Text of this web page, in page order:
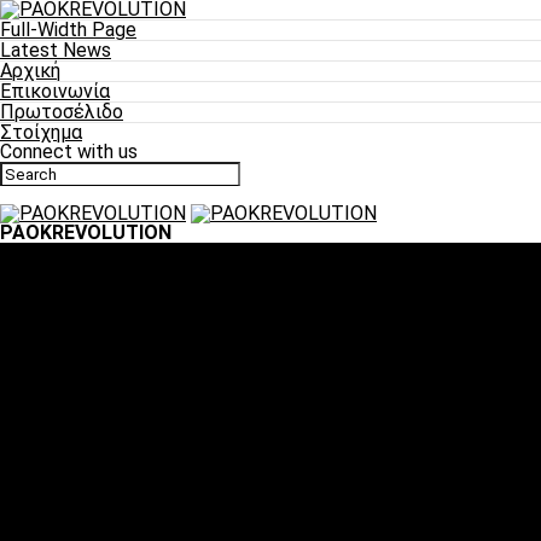
Full-Width Page
Latest News
Αρχική
Επικοινωνία
Πρωτοσέλιδο
Στοίχημα
Connect with us
PAOKREVOLUTION